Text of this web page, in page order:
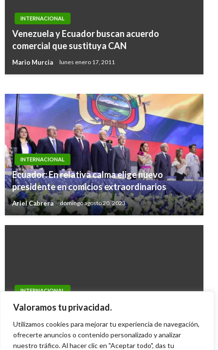
Valoramos tu privacidad.
Utilizamos cookies para mejorar tu experiencia de navegación,
ofrecerte anuncios o contenido personalizado y analizar
nuestro tráfico. Al hacer clic en "Aceptar todo", das tu
INTERNACIONAL
Venezuela y Ecuador buscan acuerdo
comercial que sustituya CAN
Mario Murcia lunes enero 17, 2011
EEUU estudia uso de Guardia Nacional en
INTERNACIONAL
Ecuador: En relativa calma elige nuevo
presidente en comicios extraordinarios
Ariel Cabrera domingo agosto 20, 2023
INTERNACIONAL
Barack Obama elige a polémicos funcionarios
Juan Sebastián Obando martes enero 8, 2013